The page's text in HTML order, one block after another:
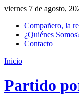
viernes 7 de agosto,
Compañero, la
¿Quiénes
Contacto
Inicio
Partido